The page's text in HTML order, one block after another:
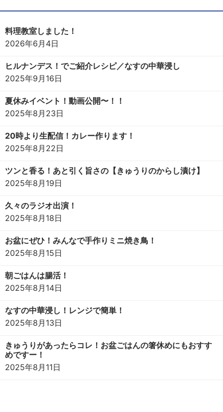
料理教室しました！
2026年6月4日
ヒルナンデス！でご紹介レシピ／なすの中華浸し
2025年9月16日
夏休みイベント！動画公開〜！！
2025年8月23日
20時より生配信！カレー作ります！
2025年8月22日
ツンと香る！あと引く旨さの【きゅうりのからし漬け】
2025年8月19日
久々のラジオ出演！
2025年8月18日
お盆にぜひ！みんなで手作りミニ焼き鳥！
2025年8月15日
朝ごはんは腸活！
2025年8月14日
なすの中華浸し！レンジで簡単！
2025年8月13日
きゅうりがあったらコレ！お盆ごはんの箸休めにもおすす
めですー！
2025年8月11日